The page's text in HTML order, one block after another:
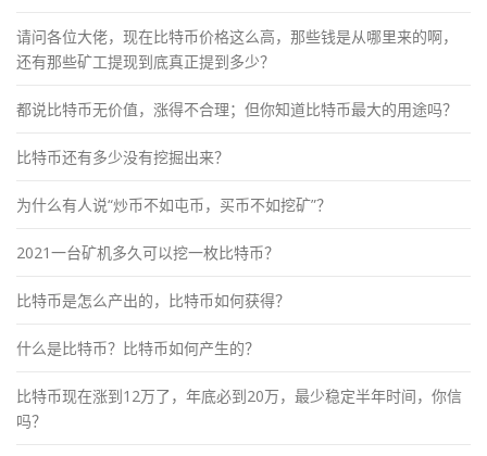
请问各位大佬，现在比特币价格这么高，那些钱是从哪里来的啊，
还有那些矿工提现到底真正提到多少？
都说比特币无价值，涨得不合理；但你知道比特币最大的用途吗？
比特币还有多少没有挖掘出来？
为什么有人说“炒币不如屯币，买币不如挖矿”？
2021一台矿机多久可以挖一枚比特币？
比特币是怎么产出的，比特币如何获得？
什么是比特币？比特币如何产生的？
比特币现在涨到12万了，年底必到20万，最少稳定半年时间，你信
吗？